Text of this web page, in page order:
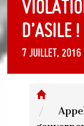
d’asile
7 juillet, 2016